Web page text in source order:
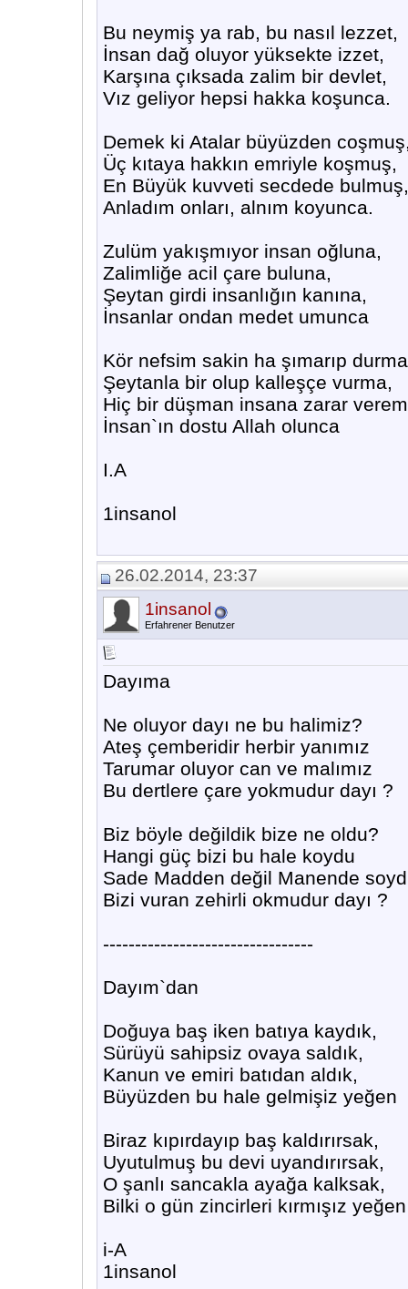
Bu neymiş ya rab, bu nasıl lezzet,
İnsan dağ oluyor yüksekte izzet,
Karşına çıksada zalim bir devlet,
Vız geliyor hepsi hakka koşunca.
Demek ki Atalar büyüzden
Üç kıtaya hakkın emriyle koşmuş,
En Büyük kuvveti secdede bulmuş,
Anladım onları, alnım koyunca.
Zulüm yakışmıyor insan oğluna,
Zalimliğe acil çare buluna,
Şeytan girdi insanlığın kanına,
İnsanlar ondan medet umunca
Kör nefsim sakin ha şımarıp
Şeytanla bir olup kalleşçe vurma,
Hiç bir düşman insana zarar
İnsan`ın dostu Allah olunca
I.A
1insanol
26.02.2014, 23:37
1insanol
Erfahrener Benutzer
Dayıma
Ne oluyor dayı ne bu halimiz?
Ateş çemberidir herbir yanımız
Tarumar oluyor can ve malımız
Bu dertlere çare yokmudur dayı ?
Biz böyle değildik bize ne oldu?
Hangi güç bizi bu hale koydu
Sade Madden değil Manende
Bizi vuran zehirli okmudur dayı ?
---------------------------------
Dayım`dan
Doğuya baş iken batıya kaydık,
Sürüyü sahipsiz ovaya saldık,
Kanun ve emiri batıdan aldık,
Büyüzden bu hale gelmişiz yeğen
Biraz kıpırdayıp baş kaldırırsak,
Uyutulmuş bu devi uyandırırsak,
O şanlı sancakla ayağa kalksak,
Bilki o gün zincirleri kırmışız yeğen
i-A
1insanol